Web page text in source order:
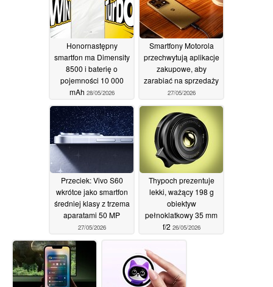
Honornastępny
smartfon ma Dimensity
8500 i baterię o
pojemności 10 000
mAh 28/05/2026
Smartfony Motorola
przechwytują aplikacje
zakupowe, aby
zarabiać na sprzedaży
27/05/2026
Przeciek: Vivo S60
wkrótce jako smartfon
średniej klasy z trzema
aparatami 50 MP
27/05/2026
Thypoch prezentuje
lekki, ważący 198 g
obiektyw
pełnoklatkowy 35 mm
f/2 26/05/2026